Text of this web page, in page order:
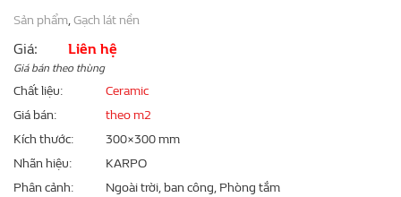
Sản phẩm,Gạch lát nền
Giá: Liên hệ
Giá bán theo thùng
Chất liệu
Ceramic
Giá bán
theo m2
Kích thước
300×300 mm
Nhãn hiệu
KARPO
Phân cảnh
Ngoài trời, ban công, Phòng tắm